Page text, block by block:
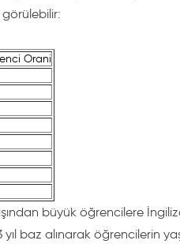
Dilbilgisi
Genişletme
İngilizce
akademik kariyer
detaylı bilgi sahibi
Orani
büyük öğrencilere
yıl baz alınarak öğrencilerin